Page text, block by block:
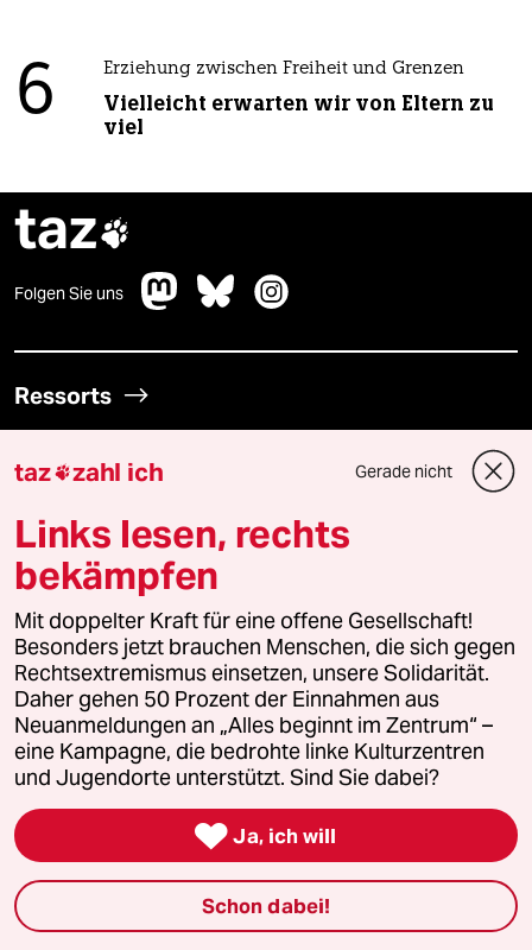
6 Erziehung zwischen Freiheit und Grenzen
Vielleicht erwarten wir von Eltern zu
viel
taz
Folgen Sie uns
Ressorts
Politik
Öko
Gesellschaft
Kultur
Sport
Berlin
Nord
Wahrheit
taz zahl ich Gerade nicht
Links lesen, rechts
bekämpfen
Mit doppelter Kraft für eine offene Gesellschaft!
Besonders jetzt brauchen Menschen, die sich gegen
Rechtsextremismus einsetzen, unsere Solidarität.
Daher gehen 50 Prozent der Einnahmen aus
Neuanmeldungen an „Alles beginnt im Zentrum“ –
eine Kampagne, die bedrohte linke Kulturzentren
und Jugendorte unterstützt. Sind Sie dabei?
 Ja, ich will
Schon dabei!